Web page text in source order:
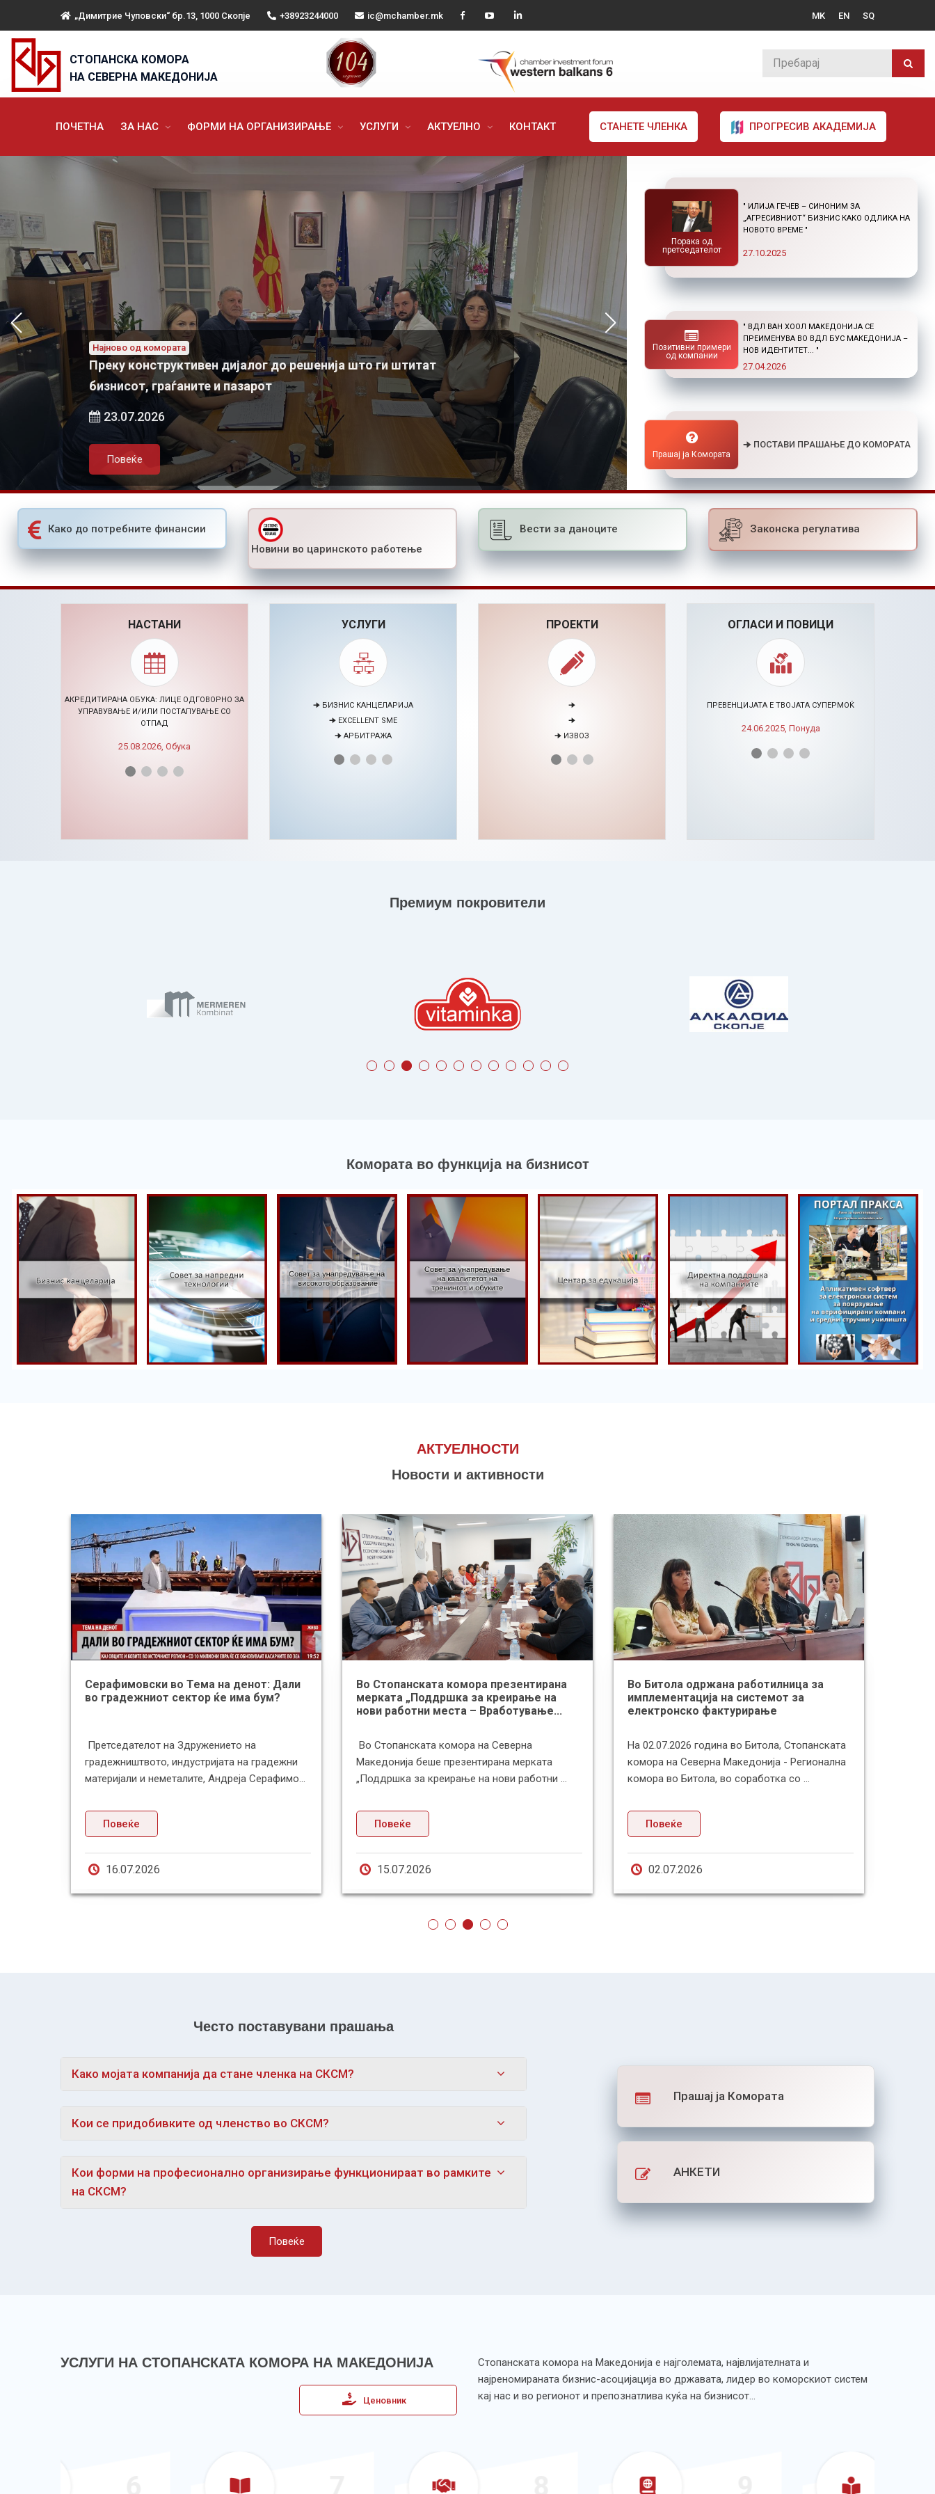
„Димитрие Чуповски“ бр.13, 1000 Скопје +38923244000 ic@mchamber.mk MK EN SQ
СТОПАНСКА КОМОРА
НА СЕВЕРНА МАКЕДОНИЈА
ПОЧЕТНА ЗА НАС ФОРМИ НА ОРГАНИЗИРАЊЕ УСЛУГИ АКТУЕЛНО КОНТАКТ СТАНЕТЕ ЧЛЕНКА ПРОГРЕСИВ АКАДЕМИЈА
Најново од комората
Азески: За одржлив локален економски развој потребно е
активно партнерство меѓу државата, локалната самоуправа и приватниот сектор
05.08.2026
Повеќе
Најново од комората
Преку конструктивен дијалог до решенија што ги штитат
бизнисот, граѓаните и пазарот
23.07.2026
Повеќе
Најново од комората
Азески во Брунен, Швајцарија, во врска со организацијата на
конференцијата за трговските марки и нетарифните бариери
21.07.2026
„Chamber talks“ – нов проект на претседателот Азески
Повеќе
Порака од
претседателот
" ИЛИЈА ГЕЧЕВ – СИНОНИМ ЗА
„АГРЕСИВНИОТ“ БИЗНИС КАКО ОДЛИКА НА
НОВОТО ВРЕМЕ "
27.10.2025
Позитивни примери
од компании
" НОВ ПОВИК ОД ОКТА: СТИПЕНДИИ ЗА
ПОСТДИПЛОМСКИ СТУДИИ ДОМА И ВО
СТРАНСТВО "
01.04.2026
Прашај ја Комората
🠊 ПОСТАВИ ПРАШАЊЕ ДО КОМОРАТА
Како до потребните финансии
Новини во царинското работење
Вести за даноците Законска регулатива
НАСТАНИ
АКРЕДИТИРАНА ОБУКА: ЛИЦЕ ОДГОВОРНО ЗА
УПРАВУВАЊЕ И/ИЛИ ПОСТАПУВАЊЕ СО
ОТПАД
25.08.2026, Обука
УСЛУГИ
🠊 МЕДИЈАЦИЈА
🠊 ПРОЕКТИ
🠊 ЦЕНТАР ЗА ЕДУКАЦИЈА И РАЗВОЈ НА
ПРОЕКТИ
🠊 ПАРТНЕРСТВО СО ЕУ БИЗНИСИ
🠊 ЕНЕРГЕТСКИ ВЕШТИНИ
ОГЛАСИ И ПОВИЦИ
ПРЕВЕНЦИЈАТА Е ТВОЈАТА СУПЕРМОЌ
24.06.2025, Понуда
Премиум покровители
Комората во функција на бизнисот
Совет за
АКТУЕЛНОСТИ
Новости и активности
Серафимовски во Тема на денот: Дали
во градежниот сектор ќе има бум?
Претседателот на Здружението на
градежништвото, индустријата на градежни
материјали и неметалите, Андреја Серафимо...
Повеќе
16.07.2026
Во Стопанската комора презентирана
мерката „Поддршка за креирање на
нови работни места – Вработување...
Во Стопанската комора на Северна
Македонија беше презентирана мерката
„Поддршка за креирање на нови работни ...
Повеќе
15.07.2026
Во Битола одржана работилница за
имплементација на системот за
електронско фактурирање
На 02.07.2026 година во Битола, Стопанската
комора на Северна Македонија - Регионална
комора во Битола, во соработка со ...
Повеќе
02.07.2026
Често поставувани прашања
Како мојата компанија да стане членка на СКСМ?
Кои се придобивките од членство во СКСМ?
Кои форми на професионално организирање функционираат во рамките
на СКСМ?
Повеќе
Прашај ја Комората
АНКЕТИ
УСЛУГИ НА СТОПАНСКАТА КОМОРА НА МАКЕДОНИЈА
Ценовник
Стопанската комора на Македонија е најголемата, највлијателната и
најреномираната бизнис-асоцијација во државата, лидер во коморскиот систем
кај нас и во регионот и препознатлива куќа на бизнисот…
10